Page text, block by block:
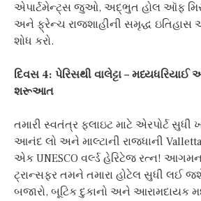
એપાર્ટમેન્ટ્સ જુઓ, અદ્ભુત હોલ ઑફ
અને ફ્રેન્ચ રાજશાહીની સમૃદ્ધ ઇતિહાસ
શોધ કરો.
દિવસ 4: પેરિસથી વાલેટ્ટા – મધ્યધરિયાઈ
શરૂઆત
તમારી સ્વતંત્ર ફ્લાઇટ માટે એરપોર્ટ સુધી
આનંદ લો અને માલ્ટાની રાજધાની
એક UNESCO વર્લ્ડ હેરિટેજ રત્ન!
ટ્રાન્સફર તમને તમારા હોટેલ સુધી લઈ
બજારો, બૂટિક દુકાનો અને આરામદાયક